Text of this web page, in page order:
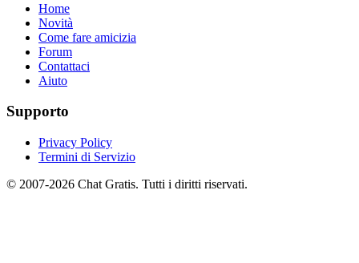
Home
Novità
Come fare amicizia
Forum
Contattaci
Aiuto
Supporto
Privacy Policy
Termini di Servizio
© 2007-2026 Chat Gratis. Tutti i diritti riservati.